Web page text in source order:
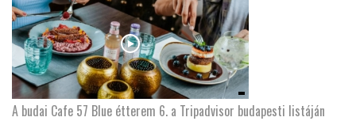
A budai Cafe 57 Blue étterem 6. a Tripadvisor budapesti listáján